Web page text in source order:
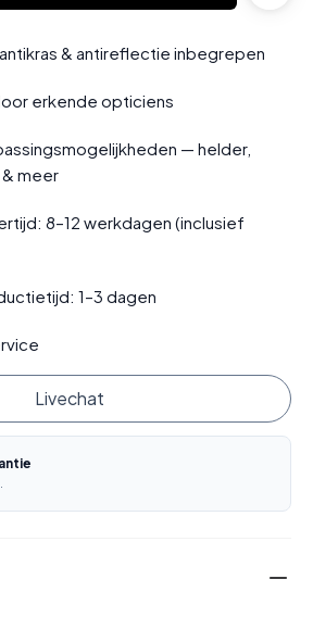
& antireflectie inbegrepen
erkende opticiens
— helder,
meer
8–12 werkdagen (inclusief
1–3 dagen
Livechat